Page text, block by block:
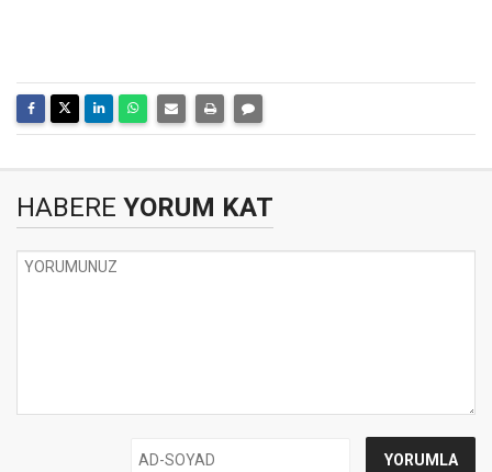
HABERE YORUM KAT